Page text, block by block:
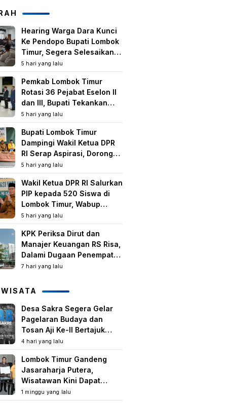
Hearing Warga Dara Kunci
Ke Pendopo Bupati Lombok
Timur, Segera Selesaikan
Konflik Agraria Eks HGU
Tanjung Kenanga
5 hari yang lalu
Pemkab Lombok Timur
Rotasi 36 Pejabat Eselon II
dan III, Bupati Tekankan
Peningkatan Kinerja dan
Pelayanan Publik
5 hari yang lalu
Bupati Lombok Timur
Dampingi Wakil Ketua DPR
RI Serap Aspirasi, Dorong
Program Strategis untuk
Kesejahteraan Masyarakat
5 hari yang lalu
Wakil Ketua DPR RI Salurkan
PIP kepada 520 Siswa di
Lombok Timur, Wabup
Tekankan Pentingnya
Pendidikan dan
Pencegahan Perkawinan
Anak
5 hari yang lalu
KPK Periksa Dirut dan
Manajer Keuangan RS Risa,
Dalami Dugaan Penempatan
Dana Rp2,25 Miliar oleh
7 hari yang lalu
Desa Sakra Segera Gelar
Pagelaran Budaya dan
Tosan Aji Ke-II Bertajuk
Samuhita Sakre
4 hari yang lalu
Lombok Timur Gandeng
Jasaraharja Putera,
Wisatawan Kini Dapat
Perlindungan Asuransi di
1 minggu yang lalu